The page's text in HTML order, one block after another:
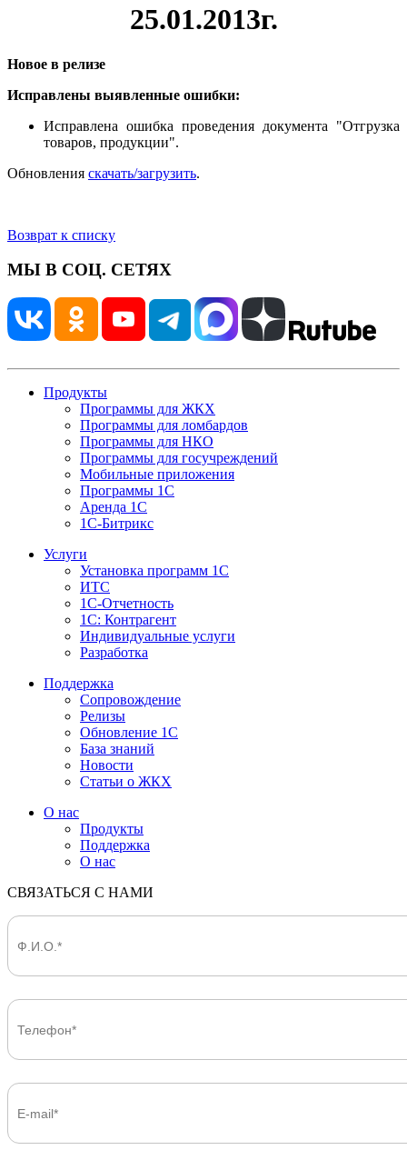
25.01.2013г.
Новое в релизе
Исправлены выявленные ошибки:
Исправлена ошибка проведения документа "Отгрузка
товаров, продукции".
Обновления скачать/загрузить.
Возврат к списку
МЫ В СОЦ. СЕТЯХ
Продукты
Программы для ЖКХ
Программы для ломбардов
Программы для НКО
Программы для госучреждений
Мобильные приложения
Программы 1С
Аренда 1С
1С-Битрикс
Услуги
Установка программ 1С
ИТС
1С-Отчетность
1С: Контрагент
Индивидуальные услуги
Разработка
Поддержка
Сопровождение
Релизы
Обновление 1С
База знаний
Новости
Статьи о ЖКХ
О нас
Продукты
Поддержка
О нас
СВЯЗАТЬСЯ С НАМИ